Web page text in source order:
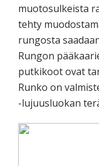
muotosulkeista
tehty
rungosta
Rungon
putkikoot ovat
Runko on
-lujuusluokan